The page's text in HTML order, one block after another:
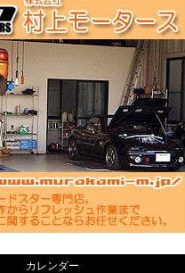
カレンダー